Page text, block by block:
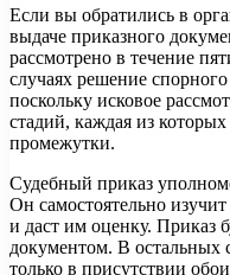
Если вы обратились в
выдаче приказного
рассмотрено в течение
случаях решение
поскольку исковое
стадий, каждая из
промежутки.
Судебный приказ
Он самостоятельно
и даст им оценку. Приказ
документом. В остальных
только в присутствии